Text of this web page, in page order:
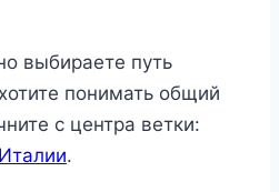
выбираете путь
понимать общий
с центра ветки:
.